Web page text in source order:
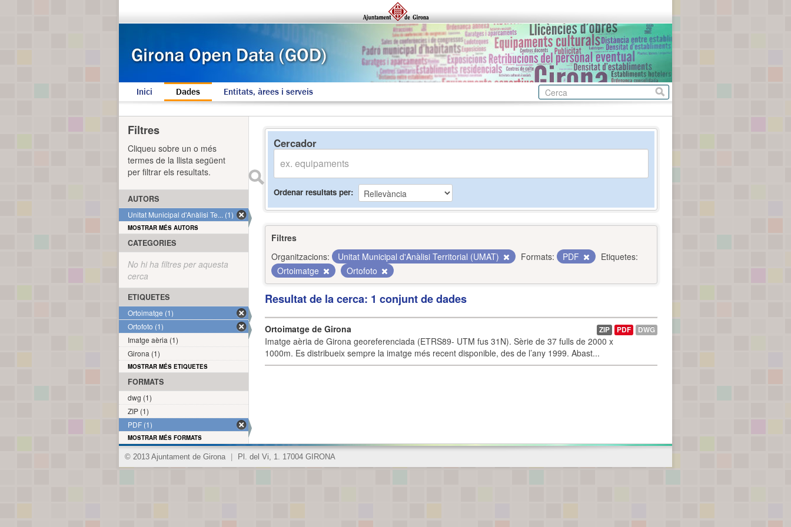
Inici Dades Entitats, àrees i serveis
Cercador
Ordenar resultats per
Filtres
Organitzacions:
Unitat Municipal d'Anàlisi Territorial (UMAT) Formats: PDF
Etiquetes:
Ortoimatge
Ortofoto
Resultat de la cerca: 1 conjunt de dades
Ortoimatge de Girona
Imatge aèria de Girona georeferenciada (ETRS89- UTM fus 31N). Sèrie de 37 fulls de 2000 x
1000m. Es distribueix sempre la imatge més recent disponible, des de l’any 1999. Abast...
ZIP PDF DWG
Filtres
Cliqueu sobre un o més
termes de la llista següent
per filtrar els resultats.
AUTORS
Unitat Municipal d'Anàlisi Te... (1)
MOSTRAR MÉS AUTORS
CATEGORIES
No hi ha filtres per aquesta
cerca
ETIQUETES
Ortoimatge (1)
Ortofoto (1)
Imatge aèria (1)
Girona (1)
MOSTRAR MÉS ETIQUETES
FORMATS
dwg (1)
ZIP (1)
PDF (1)
MOSTRAR MÉS FORMATS
© 2013 Ajuntament de Girona Pl. del Vi, 1. 17004 GIRONA